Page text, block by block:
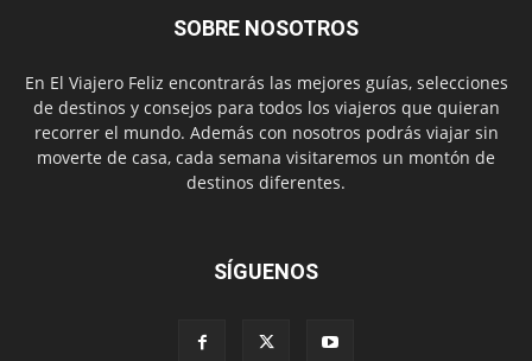
SOBRE NOSOTROS
En El Viajero Feliz encontrarás las mejores guías, selecciones
de destinos y consejos para todos los viajeros que quieran
recorrer el mundo. Además con nosotros podrás viajar sin
moverte de casa, cada semana visitaremos un montón de
destinos diferentes.
SÍGUENOS